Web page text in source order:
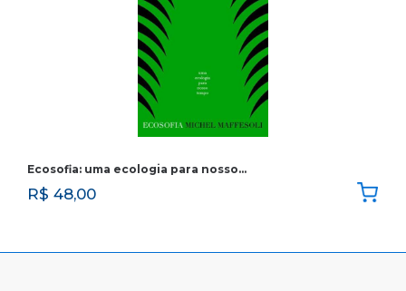
Ecosofia: uma ecologia para nosso…
R$ 48,00